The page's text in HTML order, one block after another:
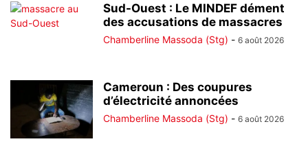
Sud-Ouest : Le MINDEF dément
des accusations de massacres
Chamberline Massoda (Stg) - 6 août 2026
Cameroun : Des coupures
d’électricité annoncées
Chamberline Massoda (Stg) - 6 août 2026